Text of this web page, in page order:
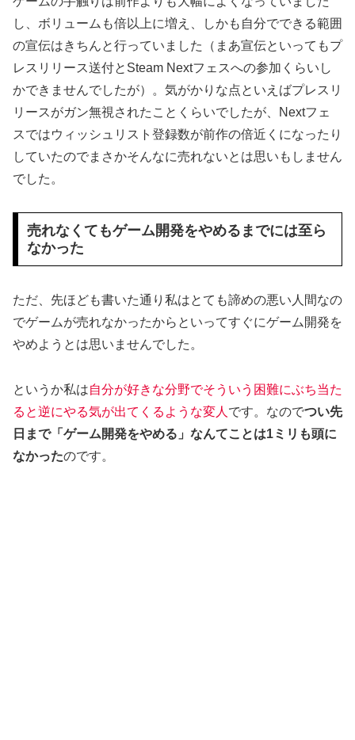
し、ボリュームも倍以上に増え、しかも自分でできる範囲
の宣伝はきちんと行っていました（まあ宣伝といってもプ
レスリリース送付とSteam Nextフェスへの参加くらいし
かできませんでしたが）。気がかりな点といえばプレスリ
リースがガン無視されたことくらいでしたが、Nextフェ
スではウィッシュリスト登録数が前作の倍近くになったり
していたのでまさかそんなに売れないとは思いもしません
でした。
売れなくてもゲーム開発をやめるまでには至ら
なかった
ただ、先ほども書いた通り私はとても諦めの悪い人間なの
でゲームが売れなかったからといってすぐにゲーム開発を
やめようとは思いませんでした。
というか私は自分が好きな分野でそういう困難にぶち当た
ると逆にやる気が出てくるような変人 です。なのでつい先
日まで「ゲーム開発をやめる」なんてことは1ミリも頭に
なかったのです。